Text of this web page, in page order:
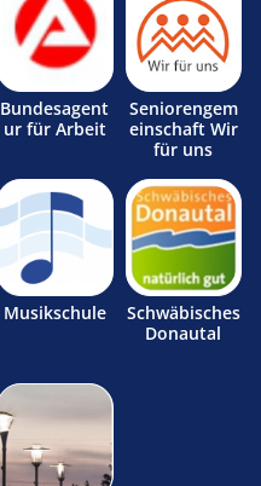
Bundesagent
ur für Arbeit
Seniorengem
einschaft Wir
für uns
Musikschule
Schwäbisches
Donautal